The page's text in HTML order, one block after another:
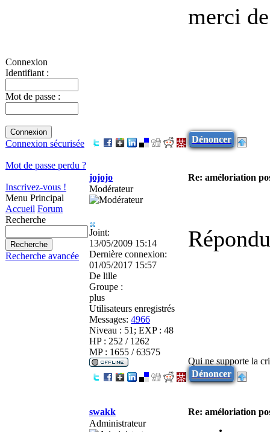
Connexion
Identifiant :
Mot de passe :
Connexion sécurisée
Mot de passe perdu ?
Inscrivez-vous !
Menu Principal
Accueil Forum
Recherche
Recherche avancée
merci
Dénoncer
jojojo
Re: améloriation
Modérateur
Joint:
13/05/2009 15:14
Dernière connexion:
01/05/2017 15:57
De lille
Groupe :
plus
Utilisateurs enregistrés
Messages: 4966
Niveau : 51; EXP : 48
HP : 252 / 1262
MP : 1655 / 63575
Qui ne supporte la
Dénoncer
swakk
Re: améloriation
Administrateur